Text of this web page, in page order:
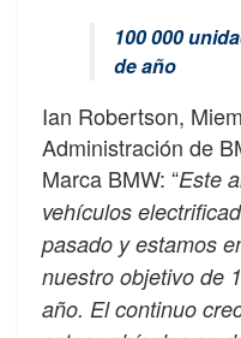
100 000
de año
Ian Robertson,
Administración de
Marca BMW: “Este
vehículos
pasado y estamos
nuestro objetivo de
año. El continuo